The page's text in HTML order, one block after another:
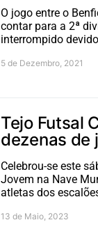
O jogo entre o
contar para a 2ª
interrompido
5 de Dezembro, 2021
Tejo Futsal
dezenas de
Celebrou-se este
Jovem na Nave
atletas dos
13 de Maio, 2023